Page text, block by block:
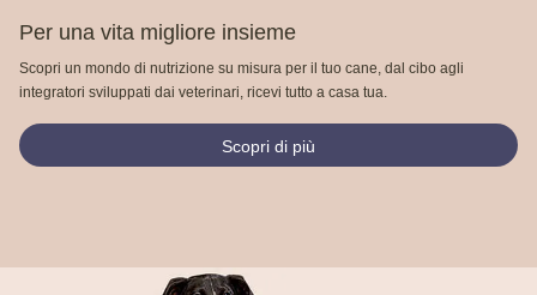
Per una vita migliore insieme
Scopri un mondo di nutrizione su misura per il tuo cane, dal cibo agli
integratori sviluppati dai veterinari, ricevi tutto a casa tua.
Scopri di più